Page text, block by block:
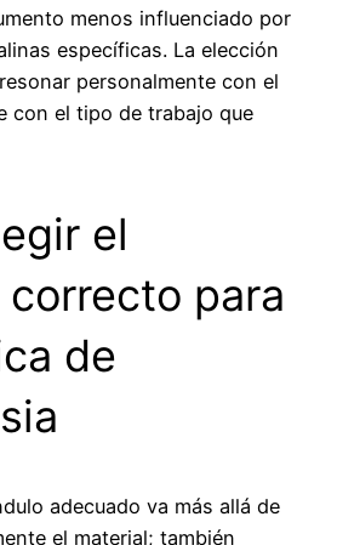
menos influenciado por
específicas. La elección
personalmente con el
con el tipo de trabajo que
el
para
de
adecuado va más allá de
el material; también